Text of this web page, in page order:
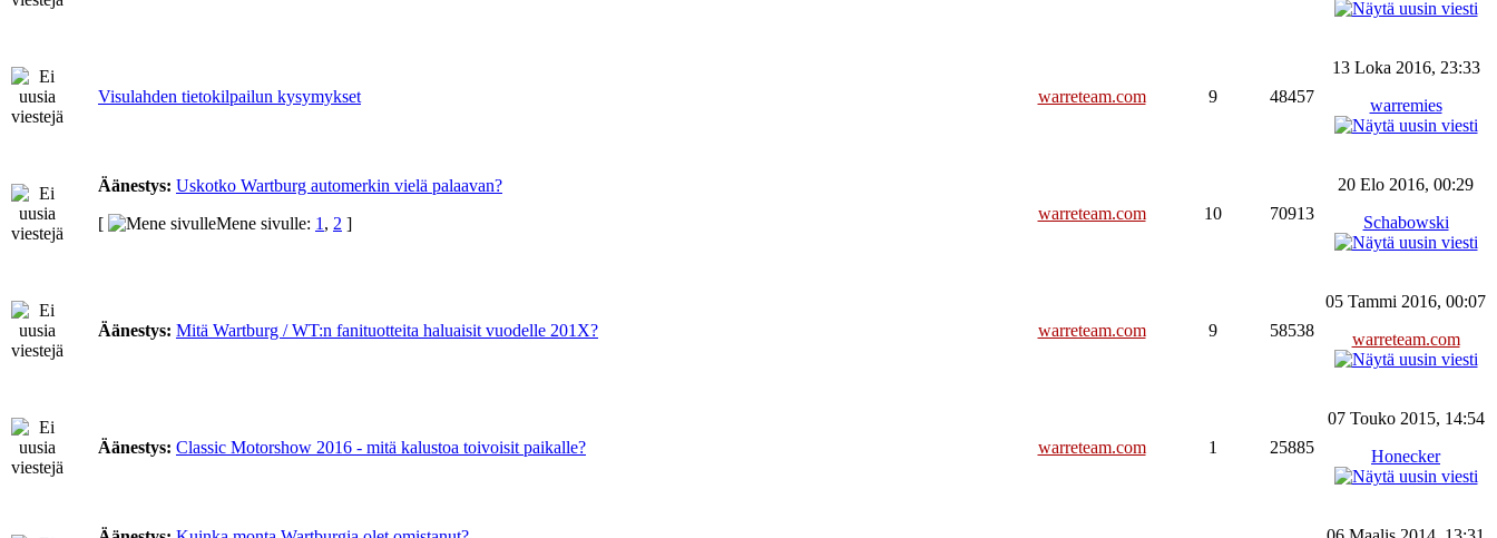
Visulahden tietokilpailun kysymykset warreteam.com 9 48457
13 Loka 2016, 23:33
warremies
Äänestys: Uskotko Wartburg automerkin vielä palaavan?
[
Mene sivulle: 1, 2 ]
warreteam.com 10 70913
20 Elo 2016, 00:29
Schabowski
Äänestys: Mitä Wartburg / WT:n fanituotteita haluaisit vuodelle 201X? warreteam.com 9 58538
05 Tammi 2016, 00:07
warreteam.com
Äänestys: Classic Motorshow 2016 - mitä kalustoa toivoisit paikalle? warreteam.com 1 25885
07 Touko 2015, 14:54
Honecker